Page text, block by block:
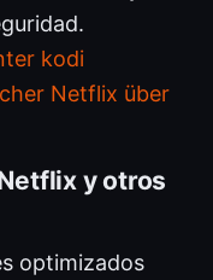
kodi
Netflix über
y otros
optimizados